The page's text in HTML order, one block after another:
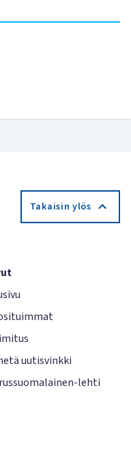
Takaisin ylös
uutisvinkki
lehti